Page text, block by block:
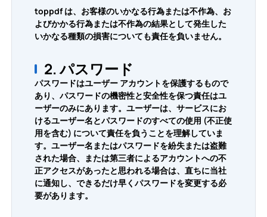
toppdf は、お客様のいかなる行為または不作為、お
よびかかる行為または不作為の結果として発生した
いかなる種類の損害についても責任を負いません。
2. パスワード
パスワードはユーザー アカウントを保護するもので
あり、パスワードの機密性と安全性を保つ責任はユ
ーザーのみにあります。ユーザーは、サービスにお
けるユーザー名とパスワードのすべての使用 (不正使
用を含む) について責任を負うことを理解していま
す。ユーザー名またはパスワードを紛失または盗難
された場合、または第三者によるアカウントへの不
正アクセスがあったと思われる場合は、直ちに当社
に通知し、できるだけ早くパスワードを変更する必
要があります。